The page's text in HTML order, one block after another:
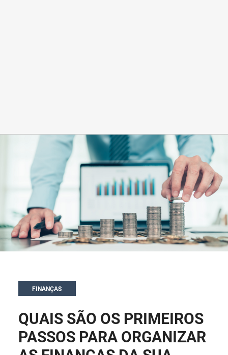
FINANÇAS
QUAIS SÃO OS PRIMEIROS
PASSOS PARA ORGANIZAR